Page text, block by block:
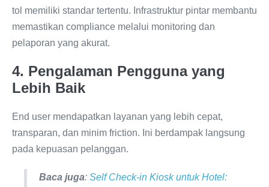
tol memiliki standar tertentu. Infrastruktur pintar membantu
memastikan compliance melalui monitoring dan
pelaporan yang akurat.
4. Pengalaman Pengguna yang
Lebih Baik
End user mendapatkan layanan yang lebih cepat,
transparan, dan minim friction. Ini berdampak langsung
pada kepuasan pelanggan.
Baca juga: Self Check-in Kiosk untuk Hotel: